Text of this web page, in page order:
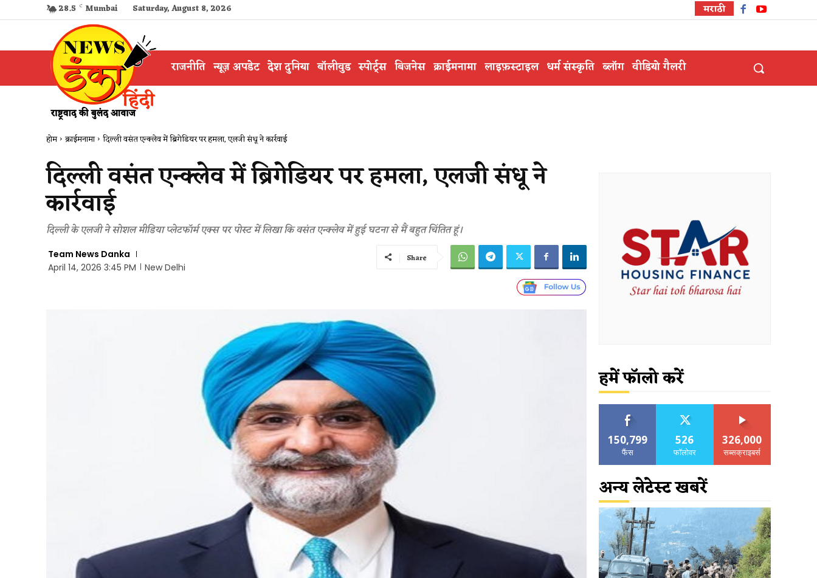
28.5 C Mumbai Saturday, August 8, 2026 मराठी
राजनीति न्यूज़ अपडेट देश दुनिया बॉलीवुड स्पोर्ट्स बिजनेस क्राईमनामा लाइफ़स्टाइल धर्म संस्कृति ब्लॉग वीडियो गैलरी
होम क्राईमनामा दिल्ली वसंत एन्क्लेव में ब्रिगेडियर पर हमला, एलजी संधू ने कार्रवाई
दिल्ली वसंत एन्क्लेव में ब्रिगेडियर पर हमला, एलजी संधू ने
कार्रवाई
दिल्ली के एलजी ने सोशल मीडिया प्लेटफॉर्म एक्स पर पोस्ट में लिखा कि वसंत एन्क्लेव में हुई घटना से मैं बहुत चिंतित हूं।
Team News Danka
April 14, 2026 3:45 PM
New Delhi
Share
हमें फॉलो करें
150,799
फैंस
526
फॉलोवर
326,000
सब्सक्राइबर्स
अन्य लेटेस्ट खबरें